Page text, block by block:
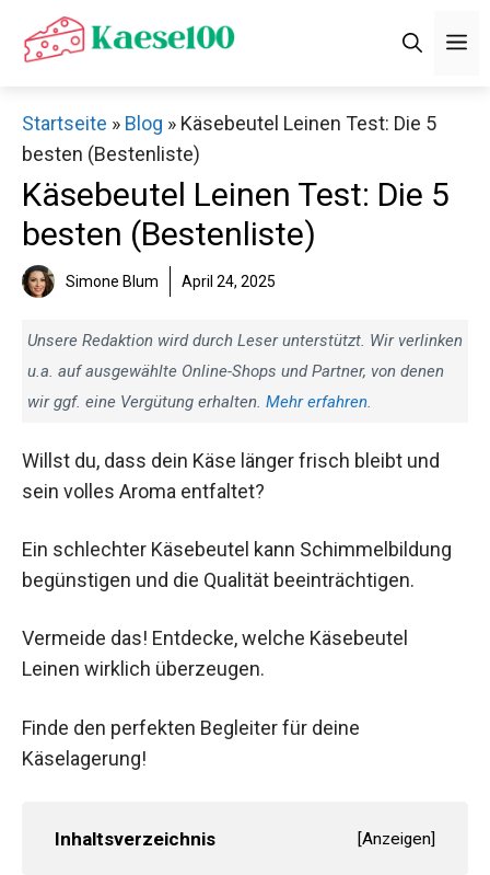
Inhalt
Startseite » Blog » Käsebeutel Leinen Test: Die 5
besten (Bestenliste)
Käsebeutel Leinen Test: Die 5
besten (Bestenliste)
Simone Blum April 24, 2025
Unsere Redaktion wird durch Leser unterstützt. Wir verlinken
u.a. auf ausgewählte Online-Shops und Partner, von denen
wir ggf. eine Vergütung erhalten. Mehr erfahren.
Willst du, dass dein Käse länger frisch bleibt und
sein volles Aroma entfaltet?
Ein schlechter Käsebeutel kann Schimmelbildung
begünstigen und die Qualität beeinträchtigen.
Vermeide das! Entdecke, welche Käsebeutel
Leinen wirklich überzeugen.
Finde den perfekten Begleiter für deine
Käselagerung!
Inhaltsverzeichnis [Anzeigen]